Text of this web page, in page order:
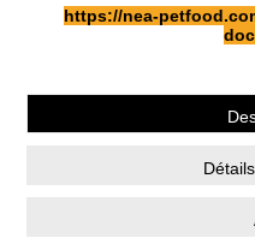
https://nea-